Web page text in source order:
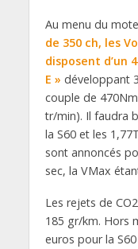
Au menu du
de 350 ch, les
disposent d’un
E » développant
couple de
tr/min). Il faudra
la S60 et les
sont annoncés
sec, la VMax
Les rejets de
185 gr/km. Hors
euros pour la